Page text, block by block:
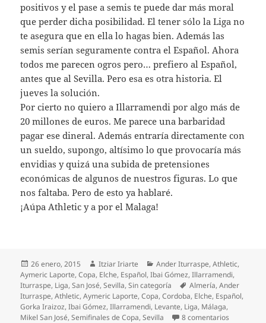
positivos y el pase a semis te puede dar más moral
que perder dicha posibilidad. El tener sólo la Liga no
te asegura que en ella lo hagas bien. Además las
semis serían seguramente contra el Español. Ahora
todos me parecen ogros pero… prefiero al Español,
antes que al Sevilla. Pero esa es otra historia. El
jueves la solución.
Por cierto no quiero a Illarramendi por algo más de
20 millones de euros. Me parece una barbaridad
pagar ese dineral. Además entraría directamente con
un sueldo, supongo, altísimo lo que provocaría más
envidias y quizá una subida de pretensiones
económicas de algunos de nuestros figuras. Lo que
nos faltaba. Pero de esto ya hablaré.
¡Aúpa Athletic y a por el Malaga!
Publicado
el
26 enero, 2015 Autor
Itziar Iriarte Categorías
Ander Iturraspe,Athletic,
Aymeric Laporte,Copa, Elche, Español,Ibai Gómez,Illarramendi,
Iturraspe, Liga,San José,Sevilla,Sin categoría Etiquetas
Almería,Ander
Iturraspe,Athletic,Aymeric Laporte,Copa,Cordoba, Elche, Español,
Gorka Iraizoz,Ibai Gómez,Illarramendi, Levante, Liga, Málaga,
Mikel San José,Semifinales de Copa,Sevilla 8 comentarios